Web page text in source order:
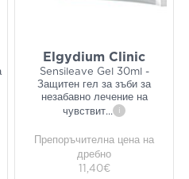
Elgydium Clinic
Sensileave Gel 30ml -
Защитен гел за зъби за
незабавно лечение на
чувствит... i
Препоръчителна цена на
дребно
11,40€